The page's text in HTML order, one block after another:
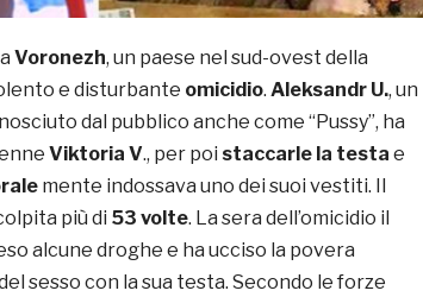
Voronezh, un paese nel sud-ovest della
e disturbante omicidio. Aleksandr U., un
dal pubblico anche come “Pussy”, ha
Viktoria V., per poi staccarle la testa e
mente indossava uno dei suoi vestiti. Il
più di 53 volte. La sera dell’omicidio il
alcune droghe e ha ucciso la povera
sesso con la sua testa. Secondo le forze